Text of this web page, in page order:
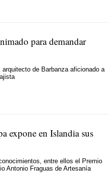
para demandar
de Barbanza aficionado a
expone en Islandia sus
entre ellos el Premio
Antonio Fraguas de Artesanía